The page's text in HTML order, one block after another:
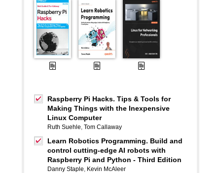
Raspberry Pi Hacks. Tips & Tools for
Making Things with the Inexpensive
Linux Computer
Ruth Suehle, Tom Callaway
Learn Robotics Programming. Build and
control cutting-edge AI robots with
Raspberry Pi and Python - Third Edition
Danny Staple, Kevin McAleer